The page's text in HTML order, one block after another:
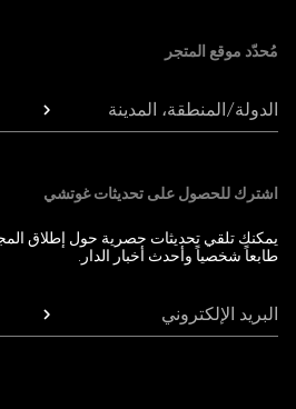
مُحدّد موقع المتجر
الدولة/المنطقة، المدينة
اشترك للحصول على تحديثات غوتشي
يمكنك تلقي تحديثات حصرية حول إطلاق
طابعاً شخصياً وأحدث أخبار الدار.
البريد الإلكتروني